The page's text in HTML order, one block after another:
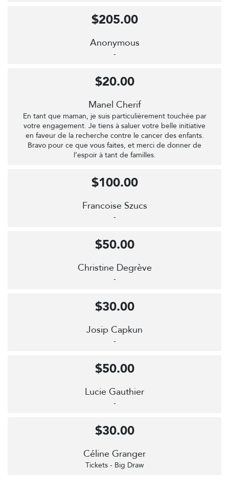
Anonymous
-
$205.00
Manel Cherif
En tant que maman, je suis particulièrement touchée par
votre engagement. Je tiens à saluer votre belle initiative
en faveur de la recherche contre le cancer des enfants.
Bravo pour ce que vous faites, et merci de donner de
l’espoir à tant de familles.
$20.00
Francoise Szucs
-
$100.00
Christine Degrève
-
$50.00
Josip Capkun
-
$30.00
Lucie Gauthier
-
$50.00
Céline Granger
Tickets - Big Draw
$30.00